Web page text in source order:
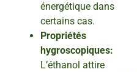
énergétique dans
certains cas.
Propriétés
hygroscopiques:
L’éthanol attire